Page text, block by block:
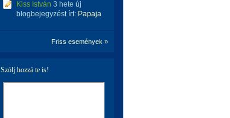
Kiss István 3 hete új
blogbejegyzést írt: Papaja
Friss események »
Szólj hozzá te is!